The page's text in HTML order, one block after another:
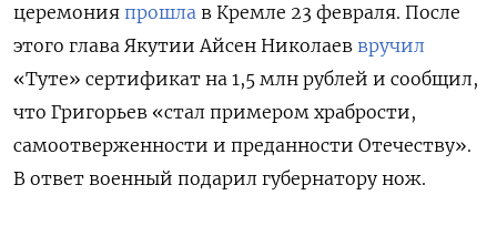
церемония прошла в Кремле 23 февраля. После
этого глава Якутии Айсен Николаев вручил
«Туте» сертификат на 1,5 млн рублей и сообщил,
что Григорьев «стал примером храбрости,
самоотверженности и преданности Отечеству».
В ответ военный подарил губернатору нож.